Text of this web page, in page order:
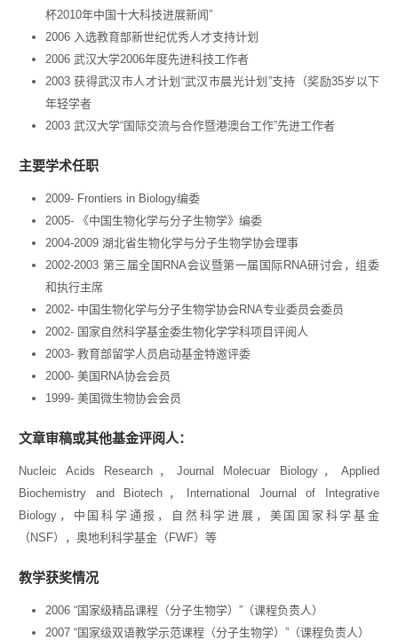
杯2010年中国十大科技进展新闻”
2006 入选教育部新世纪优秀人才支持计划
2006 武汉大学2006年度先进科技工作者
2003 获得武汉市人才计划“武汉市晨光计划”支持（奖励35岁以下
年轻学者
2003 武汉大学“国际交流与合作暨港澳台工作”先进工作者
主要学术任职
2009- Frontiers in Biology编委
2005- 《中国生物化学与分子生物学》编委
2004-2009 湖北省生物化学与分子生物学协会理事
2002-2003 第三届全国RNA会议暨第一届国际RNA研讨会，组委
和执行主席
2002- 中国生物化学与分子生物学协会RNA专业委员会委员
2002- 国家自然科学基金委生物化学学科项目评阅人
2003- 教育部留学人员启动基金特邀评委
2000- 美国RNA协会会员
1999- 美国微生物协会会员
文章审稿或其他基金评阅人：
Nucleic Acids Research，Journal Molecuar Biology，Applied
Biochemistry and Biotech，International Journal of Integrative
Biology，中国科学通报，自然科学进展，美国国家科学基金
（NSF），奥地利科学基金（FWF）等
教学获奖情况
2006 “国家级精品课程（分子生物学）”（课程负责人）
2007 “国家级双语教学示范课程（分子生物学）”（课程负责人）